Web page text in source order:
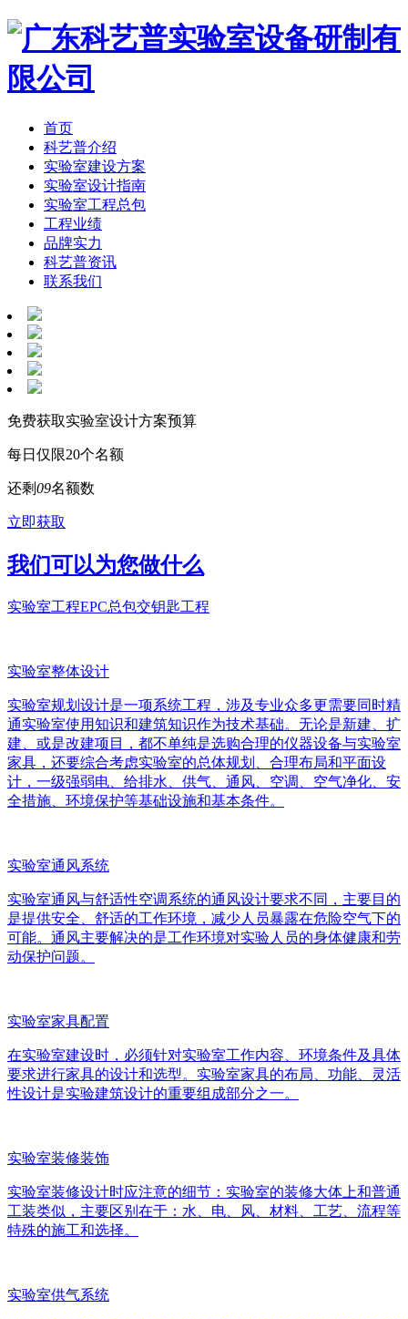
首页
科艺普介绍
实验室建设方案
实验室设计指南
实验室工程总包
工程业绩
品牌实力
科艺普资讯
联系我们
免费获取实验室设计方案预算
每日仅限20个名额
还剩09名额数
立即获取
我们可以为您做什么
实验室工程EPC总包交钥匙工程
实验室整体设计
实验室规划设计是一项系统工程，涉及专业众多更需要同时精
通实验室使用知识和建筑知识作为技术基础。无论是新建、扩
建、或是改建项目，都不单纯是选购合理的仪器设备与实验室
家具，还要综合考虑实验室的总体规划、合理布局和平面设
计，一级强弱电、给排水、供气、通风、空调、空气净化、安
全措施、环境保护等基础设施和基本条件。
实验室通风系统
实验室通风与舒适性空调系统的通风设计要求不同，主要目的
是提供安全、舒适的工作环境，减少人员暴露在危险空气下的
可能。通风主要解决的是工作环境对实验人员的身体健康和劳
动保护问题。
实验室家具配置
在实验室建设时，必须针对实验室工作内容、环境条件及具体
要求进行家具的设计和选型。实验室家具的布局、功能、灵活
性设计是实验建筑设计的重要组成部分之一。
实验室装修装饰
实验室装修设计时应注意的细节：实验室的装修大体上和普通
工装类似，主要区别在于：水、电、风、材料、工艺、流程等
特殊的施工和选择。
实验室供气系统